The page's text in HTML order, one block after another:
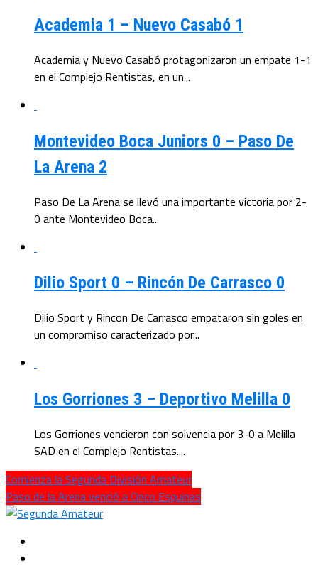
Academia 1 – Nuevo Casabó 1
Academia y Nuevo Casabó protagonizaron un empate 1-1
en el Complejo Rentistas, en un...
Montevideo Boca Juniors 0 – Paso De
La Arena 2
Paso De La Arena se llevó una importante victoria por 2-
0 ante Montevideo Boca...
Dilio Sport 0 – Rincón De Carrasco 0
Dilio Sport y Rincon De Carrasco empataron sin goles en
un compromiso caracterizado por...
Los Gorriones 3 – Deportivo Melilla 0
Los Gorriones vencieron con solvencia por 3-0 a Melilla
SAD en el Complejo Rentistas....
Comienza la Segunda División Amateur
Paso de la Arena venció a Cinco Esquinas